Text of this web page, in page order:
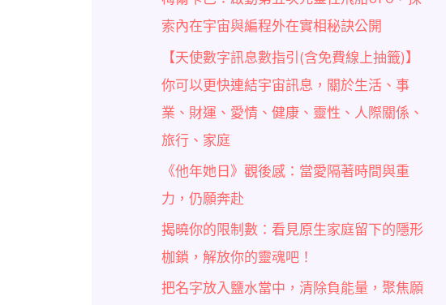
索內在宇宙與編程外在實相秘訣公開
【天使數字訊息數指引(含免費線上抽籤)】
你可以更快連結宇宙訊息，關於生活、事
業、財運、愛情、健康、靈性、人際關係、
旅行、家庭
《他年她日》觀後感：當愛隔著時間與重
力，仍願奔赴
揭曉你的限制數：看見原生家庭留下的隱形
枷鎖，解放你的靈魂吧！
把名字放入鹽水當中，清除負能量，聚焦願